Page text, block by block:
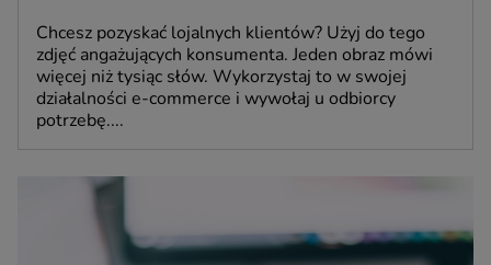
Chcesz pozyskać lojalnych klientów? Użyj do tego
zdjęć angażujących konsumenta. Jeden obraz mówi
więcej niż tysiąc słów. Wykorzystaj to w swojej
działalności e-commerce i wywołaj u odbiorcy
potrzebę....